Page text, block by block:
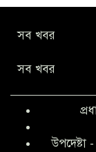
সব খবর
সব খবর